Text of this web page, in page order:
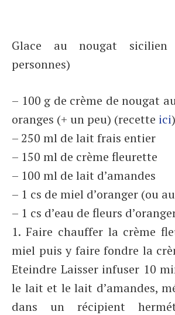
Glace au nougat
personnes)
– 100 g de crème de nougat
oranges (+ un peu) (recette ici)
– 250 ml de lait frais entier
– 150 ml de crème fleurette
– 100 ml de lait d’amandes
– 1 cs de miel d’oranger (ou
– 1 cs d’eau de fleurs
1. Faire chauffer la crème
miel puis y faire fondre la
Eteindre Laisser infuser 10
le lait et le lait d’amandes,
dans un récipient